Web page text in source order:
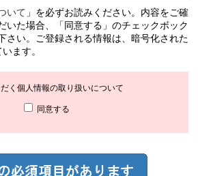
いて 」を必ずお読みください。内容をご確
いた場合、「同意する」のチェックボック
さい。ご登録される情報は、暗号化された
ます。
く個人情報の取り扱いについて
同意する